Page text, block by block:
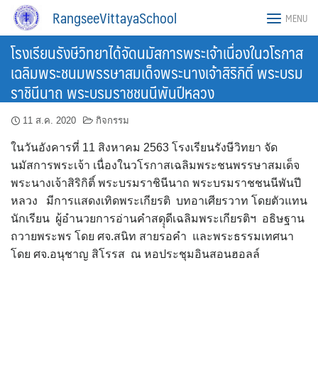
Skip
content
RangseeVittayaSchool MENU
โรงเรียนรังษีวิทยาได้จัดนมัสการพระเจ้าเนื่องในวโรกาส
เฉลิมพระชนมพรรษาสมเด็จพระนางเจ้าสิริกิติ์ พระบรม
ราชินีนาถ พระบรมราชชนนีพันปีหลวง
11 ส.ค. 2020 กิจกรรม
ในวันอังคารที่ 11 สิงหาคม 2563 โรงเรียนรังษีวิทยา จัด
นมัสการพระเจ้า เนื่องในวโรกาสเฉลิมพระชนพรรษาสมเด็จ
พระนางเจ้าสิริกิติ์ พระบรมราชินีนาถ พระบรมราชชนนีพันปี
หลวง มีการแสดงเทิดพระเกียรติ บทอาเศียรวาท โดยตัวแทน
นักเรียน ผู้อำนวยการอ่านคำสดุุดีเฉลิมพระเกียรติฯ อธิษฐาน
ถวายพระพร โดย ศจ.สนิท สายรอคำ และพระธรรมเทศนา
โดย ศจ.อนุชาญ สิโรรส ณ หอประชุมอินสอนฮอลล์